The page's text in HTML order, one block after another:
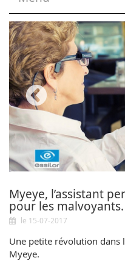
Myeye, l’assistant
pour les malvoyants.
le 15-07-2017
Une petite révolution dans
Myeye.